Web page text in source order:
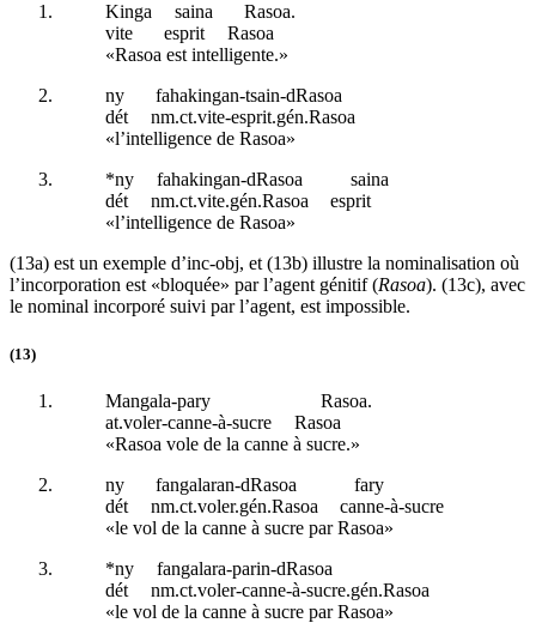
Kinga saina
Rasoa.
vite
esprit
Rasoa
«Rasoa est intelligente.»
ny
fahakingan-tsain-dRasoa
dét
nm.ct.vite-esprit.gén.Rasoa
«l’intelligence de Rasoa»
*ny
fahakingan-dRasoa
saina
dét
nm.ct.vite.gén.Rasoa
esprit
«l’intelligence de Rasoa»
(13a) est un exemple d’inc-obj, et (13b) illustre la nominalisation où
l’incorporation est «bloquée» par l’agent génitif (Rasoa). (13c), avec
le nominal incorporé suivi par l’agent, est impossible.
(13)
Mangala-pary
Rasoa.
at.voler-canne-à-sucre
Rasoa
«Rasoa vole de la canne à sucre.»
ny
fangalaran-dRasoa
fary
dét
nm.ct.voler.gén.Rasoa
canne-à-sucre
«le vol de la canne à sucre par Rasoa»
*ny
fangalara-parin-dRasoa
dét
nm.ct.voler-canne-à-sucre.gén.Rasoa
«le vol de la canne à sucre par Rasoa»